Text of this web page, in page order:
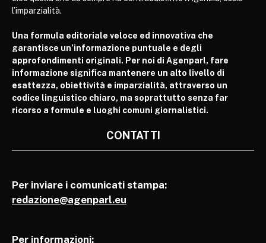
l’imparzialità.
Una formula editoriale veloce ed innovativa che
garantisce un’informazione puntuale e degli
approfondimenti originali. Per noi di Agenparl, fare
informazione significa mantenere un alto livello di
esattezza, obiettività e imparzialità, attraverso un
codice linguistico chiaro, ma soprattutto senza far
ricorso a formule e luoghi comuni giornalistici.
CONTATTI
Per inviare i comunicati stampa:
redazione@agenparl.eu
Per informazioni: